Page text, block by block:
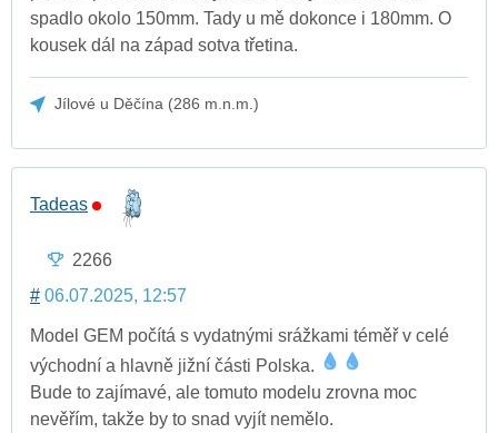
spadlo okolo 150mm. Tady u mě dokonce i 180mm. O
kousek dál na západ sotva třetina.
Jílové u Děčína (286 m.n.m.)
Tadeas
2266
# 06.07.2025, 12:57
Model GEM počítá s vydatnými srážkami téměř v celé
východní a hlavně jižní části Polska.
Bude to zajímavé, ale tomuto modelu zrovna moc
nevěřím, takže by to snad vyjít nemělo.